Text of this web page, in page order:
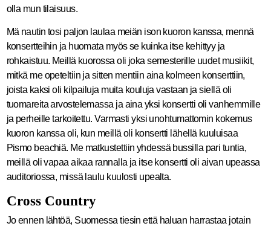
olla mun tilaisuus.
Mä nautin tosi paljon laulaa meiän ison kuoron kanssa, mennä
konsertteihin ja huomata myös se kuinka itse kehittyy ja
rohkaistuu. Meillä kuorossa oli joka semesterille uudet musiikit,
mitkä me opeteltiin ja sitten mentiin aina kolmeen konserttiin,
joista kaksi oli kilpailuja muita kouluja vastaan ja siellä oli
tuomareita arvostelemassa ja aina yksi konsertti oli vanhemmille
ja perheille tarkoitettu. Varmasti yksi unohtumattomin kokemus
kuoron kanssa oli, kun meillä oli konsertti lähellä kuuluisaa
Pismo beachiä. Me matkustettiin yhdessä bussilla pari tuntia,
meillä oli vapaa aikaa rannalla ja itse konsertti oli aivan upeassa
auditoriossa, missä laulu kuulosti upealta.
Cross Country
Jo ennen lähtöä, Suomessa tiesin että haluan harrastaa jotain